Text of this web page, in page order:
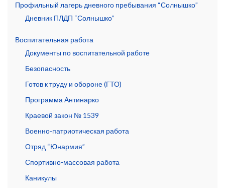
Профильный лагерь дневного пребывания “Солнышко”
Дневник ПЛДП “Солнышко”
Воспитательная работа
Документы по воспитательной работе
Безопасность
Готов к труду и обороне (ГТО)
Программа Антинарко
Краевой закон № 1539
Военно-патриотическая работа
Отряд “Юнармия”
Спортивно-массовая работа
Каникулы